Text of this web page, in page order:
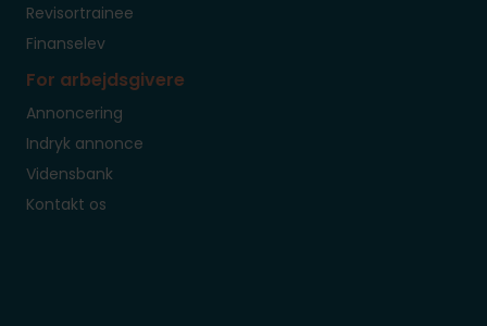
Revisortrainee
Finanselev
For arbejdsgivere
Annoncering
Indryk annonce
Vidensbank
Kontakt os